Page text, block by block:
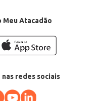
Meu Atacadão
redes sociais